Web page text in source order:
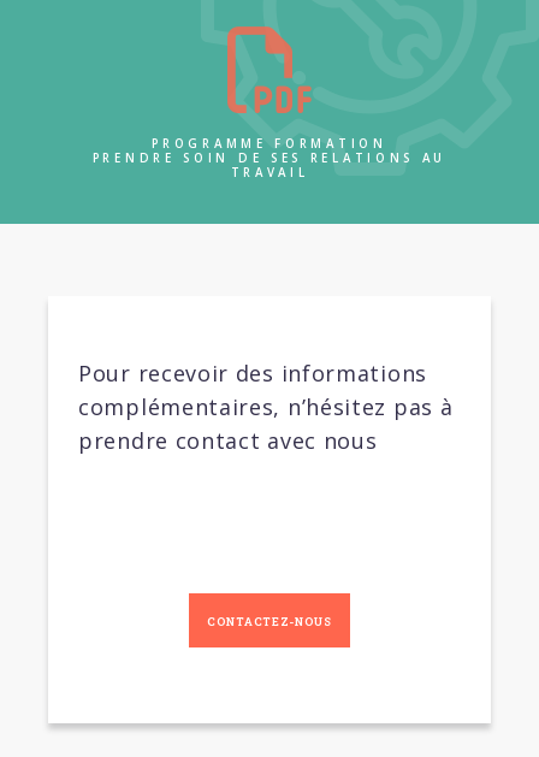
PROGRAMME FORMATION
PRENDRE SOIN DE SES RELATIONS AU
TRAVAIL
Pour recevoir des informations
complémentaires, n’hésitez pas à
prendre contact avec nous
CONTACTEZ-NOUS